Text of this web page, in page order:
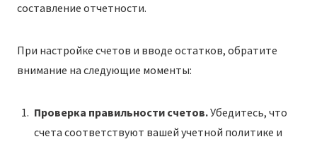
составление отчетности.
При настройке счетов и вводе остатков, обратите
внимание на следующие моменты:
Проверка правильности счетов.Убедитесь, что
счета соответствуют вашей учетной политике и